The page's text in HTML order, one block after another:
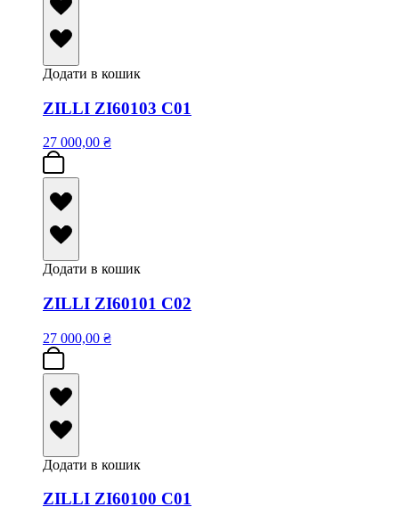
Додати в кошик
ZILLI ZI60103 C01
27 000,00 ₴
Додати в кошик
ZILLI ZI60101 C02
27 000,00 ₴
Додати в кошик
ZILLI ZI60100 C01